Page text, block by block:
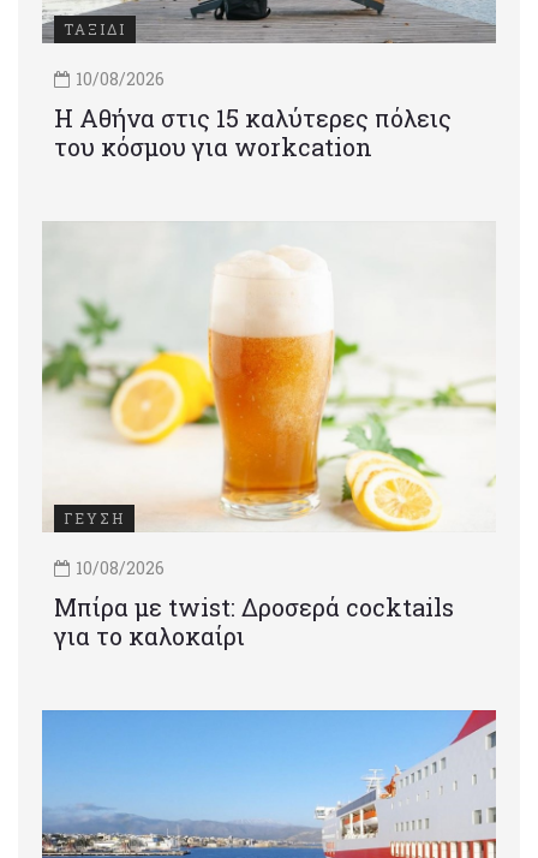
ΤΑΞΙΔΙ
10/08/2026
Η Αθήνα στις 15 καλύτερες πόλεις
του κόσμου για workcation
ΓΕΥΣΗ
10/08/2026
Μπίρα με twist: Δροσερά cocktails
για το καλοκαίρι